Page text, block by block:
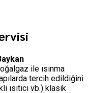
ile ısınma
tercih edildiğini
ısıtıcı vb.) klasik